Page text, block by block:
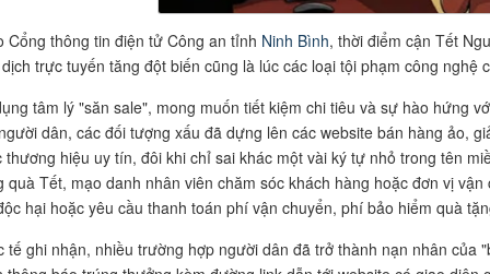
Cổng thông tin điện tử Công an tỉnh Ninh Bình, thời điểm cận Tết
trực tuyến tăng đột biến cũng là lúc các loại tội phạm công nghệ
tâm lý "săn sale", mong muốn tiết kiệm chi tiêu và sự hào hứng
dân, các đối tượng xấu đã dựng lên các website bán hàng ảo,
thương hiệu uy tín, đôi khi chỉ sai khác một vài ký tự nhỏ trong tên
quà Tết, mạo danh nhân viên chăm sóc khách hàng hoặc đơn vị
hại hoặc yêu cầu thanh toán phí vận chuyển, phí bảo hiểm quà
tế ghi nhận, nhiều trường hợp người dân đã trở thành nạn nhân của